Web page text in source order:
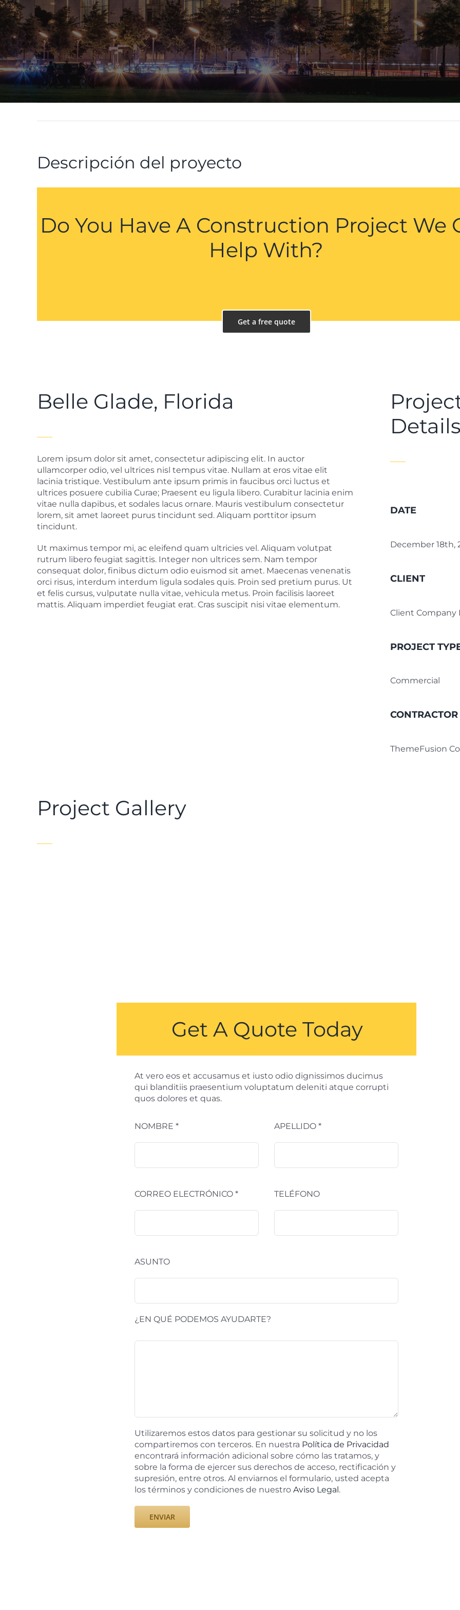
Descripción del proyecto
Do You Have A Construction Project We
Help With?
Get a free quote
Belle Glade, Florida
Lorem ipsum dolor sit amet, consectetur adipiscing elit. In auctor
ullamcorper odio, vel ultrices nisl tempus vitae. Nullam at eros vitae elit
lacinia tristique. Vestibulum ante ipsum primis in faucibus orci luctus et
ultrices posuere cubilia Curae; Praesent eu ligula libero. Curabitur lacinia enim
vitae nulla dapibus, et sodales lacus ornare. Mauris vestibulum consectetur
lorem, sit amet laoreet purus tincidunt sed. Aliquam porttitor ipsum
tincidunt.
Ut maximus tempor mi, ac eleifend quam ultricies vel. Aliquam volutpat
rutrum libero feugiat sagittis. Integer non ultrices sem. Nam tempor
consequat dolor, finibus dictum odio euismod sit amet. Maecenas venenatis
orci risus, interdum interdum ligula sodales quis. Proin sed pretium purus. Ut
et felis cursus, vulputate nulla vitae, vehicula metus. Proin facilisis laoreet
mattis. Aliquam imperdiet feugiat erat. Cras suscipit nisi vitae elementum.
DATE
December 18th,
CLIENT
Client Company
PROJECT
Commercial
CONTRACTOR
ThemeFusion
Project Gallery
Get A Quote Today
At vero eos et accusamus et iusto odio dignissimos ducimus
qui blanditiis praesentium voluptatum deleniti atque corrupti
quos dolores et quas.
NOMBRE * APELLIDO *
CORREO ELECTRÓNICO * TELÉFONO
ASUNTO
¿EN QUÉ PODEMOS AYUDARTE?
Utilizaremos estos datos para gestionar su solicitud y no los
compartiremos con terceros. En nuestra Política de Privacidad
encontrará información adicional sobre cómo las tratamos, y
sobre la forma de ejercer sus derechos de acceso, rectificación y
supresión, entre otros. Al enviarnos el formulario, usted acepta
los términos y condiciones de nuestro Aviso Legal.